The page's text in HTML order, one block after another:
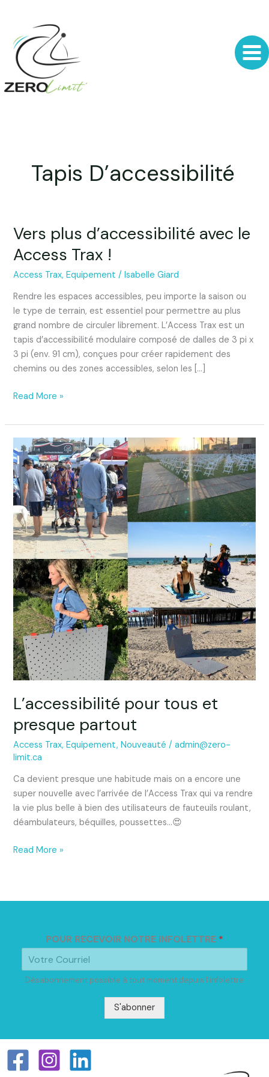
contenu
Tapis D’accessibilité
Vers plus d’accessibilité avec le
Access Trax !
Access Trax,Equipement /Isabelle Giard
Rendre les espaces accessibles, peu importe la saison ou
le type de terrain, est essentiel pour permettre au plus
grand nombre de circuler librement. L’Access Trax est un
tapis d’accessibilité modulaire composé de dalles de 3 pi x
3 pi (env. 91 cm), conçues pour créer rapidement des
chemins ou des zones accessibles, selon les […]
Vers
d’accessibilité
avec
Access
Trax
!
Read More »
L’accessibilité pour tous et
presque partout
Access Trax,Equipement,Nouveauté /admin@zero-
limit.ca
Ca devient presque une habitude mais on a encore une
super nouvelle avec l’arrivée de l’Access Trax qui va rendre
la vie plus belle à bien des utilisateurs de fauteuils roulant,
déambulateurs, béquilles, poussettes…😍
L’accessibilité
pour
tous
et
presque
partout
Read More »
POUR RECEVOIR NOTRE INFOLETTRE *
Désabonnement possible à tout moment depuis l'infolettre
S'abonner